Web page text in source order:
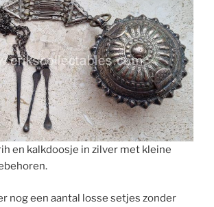
en kalkdoosje in zilver met kleine
nog een aantal losse setjes zonder